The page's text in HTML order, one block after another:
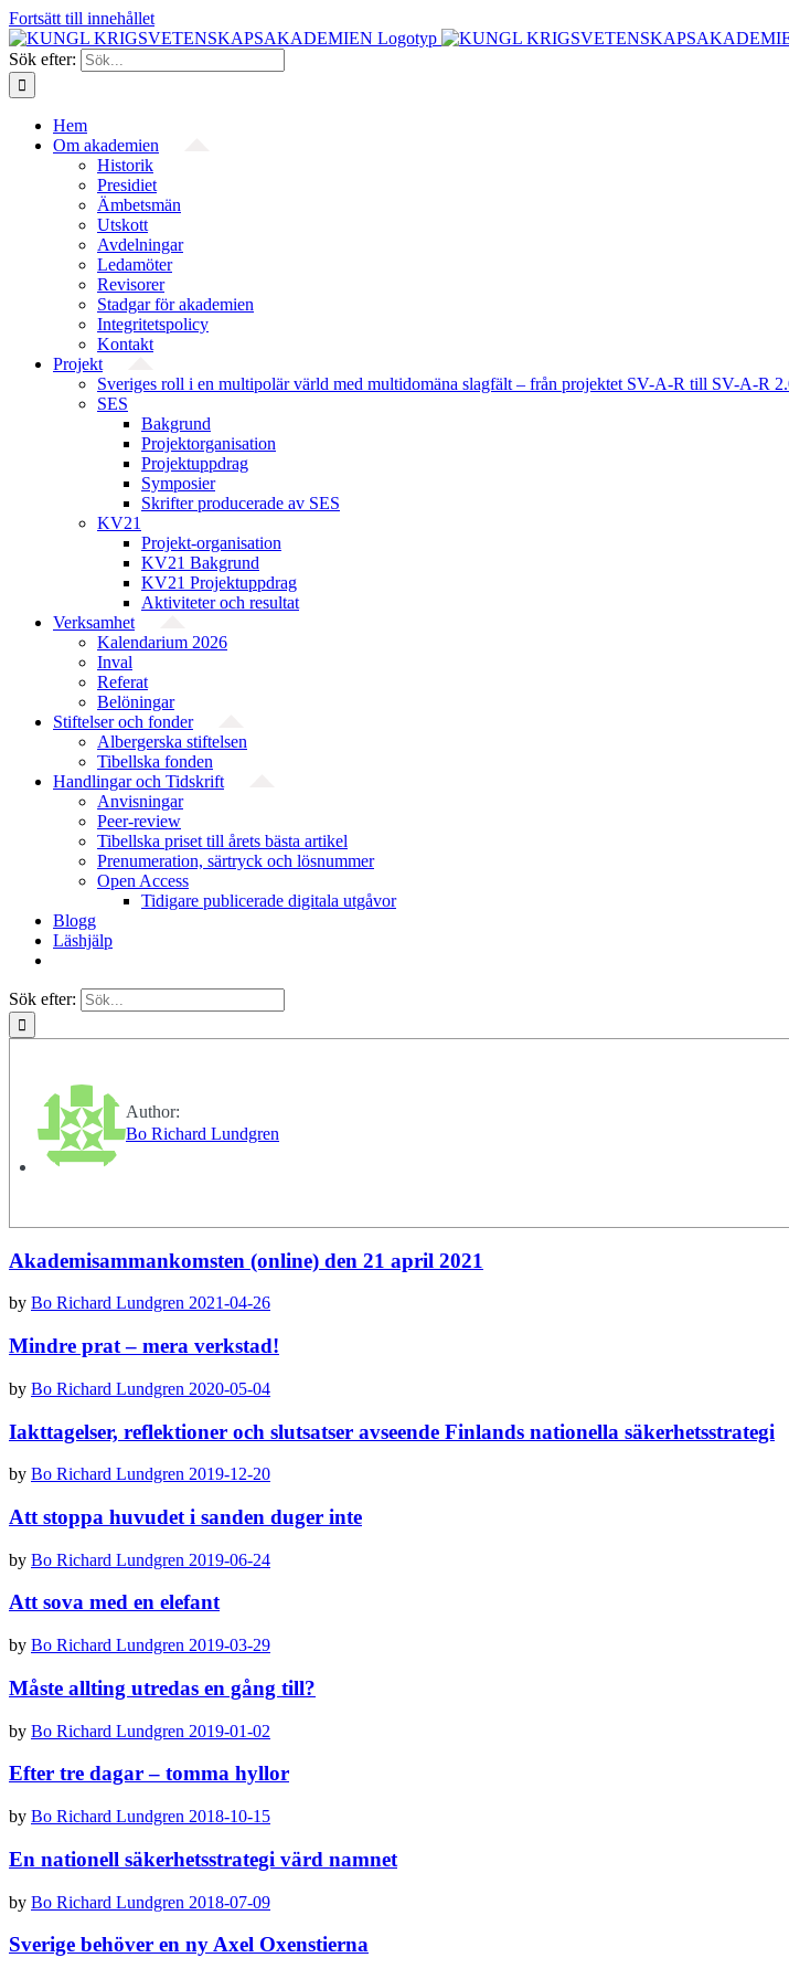
Fortsätt till innehållet
Sök efter:
Hem
Om akademien
Historik
Presidiet
Ämbetsmän
Utskott
Avdelningar
Ledamöter
Revisorer
Stadgar för akademien
Integritetspolicy
Kontakt
Projekt
Sveriges roll i en multipolär värld med multidomäna slagfält – från projektet SV-A-R till SV-A-R
SES
Bakgrund
Projekt­organisation
Projektuppdrag
Symposier
Skrifter producerade av SES
KV21
Projekt-organisation
KV21 Bakgrund
KV21 Projektuppdrag
Aktiviteter och resultat
Verksamhet
Kalendarium 2026
Inval
Referat
Belöningar
Stiftelser och fonder
Albergerska stiftelsen
Tibellska fonden
Handlingar och Tidskrift
Anvisningar
Peer-review
Tibellska priset till årets bästa artikel
Prenumeration, särtryck och lösnummer
Open Access
Tidigare publicerade digitala utgåvor
Blogg
Läshjälp
Sök efter:
Author:
Bo Richard Lundgren
Akademisammankomsten (online) den 21 april 2021
by Bo Richard Lundgren 2021-04-26
Mindre prat – mera verkstad!
by Bo Richard Lundgren 2020-05-04
Iakttagelser, reflektioner och slutsatser avseende Finlands nationella säkerhetsstrategi
by Bo Richard Lundgren 2019-12-20
Att stoppa huvudet i sanden duger inte
by Bo Richard Lundgren 2019-06-24
Att sova med en elefant
by Bo Richard Lundgren 2019-03-29
Måste allting utredas en gång till?
by Bo Richard Lundgren 2019-01-02
Efter tre dagar – tomma hyllor
by Bo Richard Lundgren 2018-10-15
En nationell säkerhetsstrategi värd namnet
by Bo Richard Lundgren 2018-07-09
Sverige behöver en ny Axel Oxenstierna